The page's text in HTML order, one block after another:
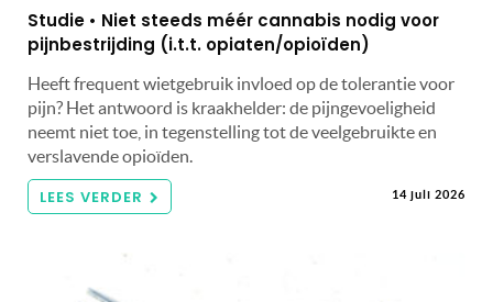
Studie • Niet steeds méér cannabis nodig voor
pijnbestrijding (i.t.t. opiaten/opioïden)
Heeft frequent wietgebruik invloed op de tolerantie voor
pijn? Het antwoord is kraakhelder: de pijngevoeligheid
neemt niet toe, in tegenstelling tot de veelgebruikte en
verslavende opioïden.
LEES VERDER 14 juli 2026